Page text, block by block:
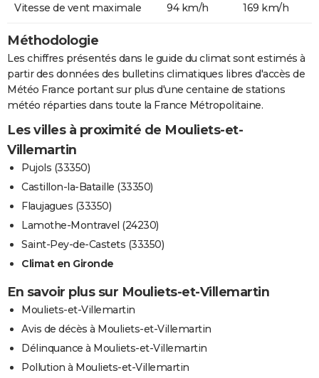
Vitesse de vent maximale 94 km/h 169 km/h
Méthodologie
Les chiffres présentés dans le guide du climat sont estimés à
partir des données des bulletins climatiques libres d'accès de
Météo France portant sur plus d'une centaine de stations
météo réparties dans toute la France Métropolitaine.
Les villes à proximité de Mouliets-et-
Villemartin
Pujols (33350)
Castillon-la-Bataille (33350)
Flaujagues (33350)
Lamothe-Montravel (24230)
Saint-Pey-de-Castets (33350)
Climat en Gironde
En savoir plus sur Mouliets-et-Villemartin
Mouliets-et-Villemartin
Avis de décès à Mouliets-et-Villemartin
Délinquance à Mouliets-et-Villemartin
Pollution à Mouliets-et-Villemartin